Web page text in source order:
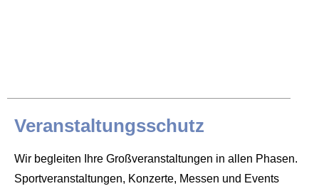
Veranstaltungsschutz
Wir begleiten Ihre Großveranstaltungen in allen Phasen.
Sportveranstaltungen, Konzerte, Messen und Events